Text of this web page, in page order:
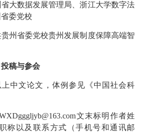
大数据发展管理局、浙江大学数字法
委党校
州省委党校贵州发展制度保障高端智
作、投稿与参会
上中文论文，体例参见《中国社会科
文末标明作者姓
称以及联系方式（手机号和通讯邮